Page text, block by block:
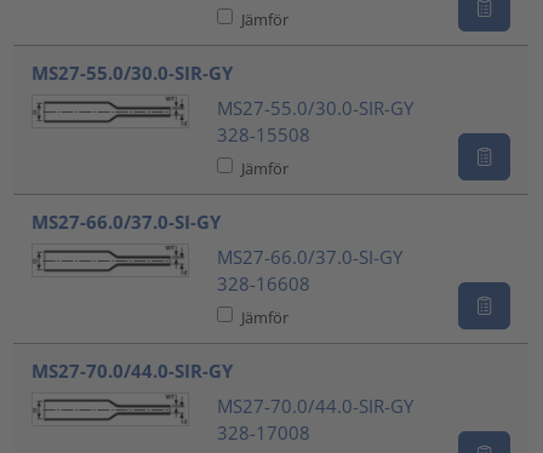
Jämför
MS27-55.0/30.0-SIR-GY
MS27-55.0/30.0-SIR-GY
328-15508
Jämför
MS27-66.0/37.0-SI-GY
MS27-66.0/37.0-SI-GY
328-16608
Jämför
MS27-70.0/44.0-SIR-GY
MS27-70.0/44.0-SIR-GY
328-17008